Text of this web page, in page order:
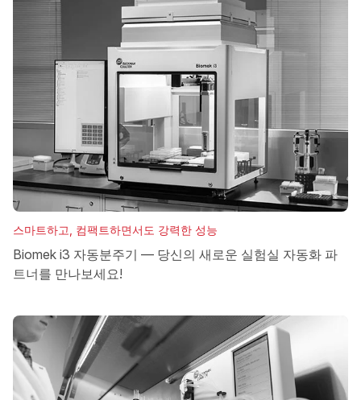
스마트하고, 컴팩트하면서도 강력한 성능
Biomek i3 자동분주기 — 당신의 새로운 실험실 자동화 파
트너를 만나보세요!